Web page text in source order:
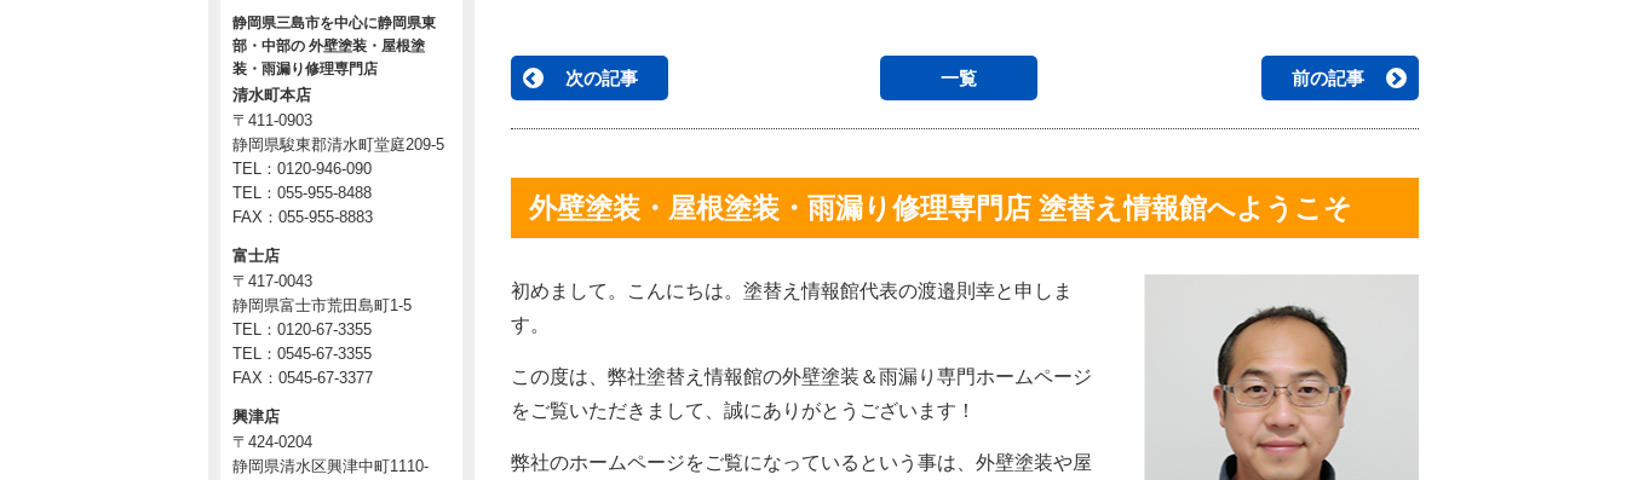
次の記事 一覧 前の記事
外壁塗装・屋根塗装・雨漏り修理専門店 塗替え情報館へようこそ
初めまして。こんにちは。塗替え情報館代表の渡邉則幸と申しま
す。
この度は、弊社塗替え情報館の外壁塗装＆雨漏り専門ホームページ
をご覧いただきまして、誠にありがとうございます！
弊社のホームページをご覧になっているという事は、外壁塗装や屋
静岡県三島市を中心に静岡県東
部・中部の 外壁塗装・屋根塗
装・雨漏り修理専門店
清水町本店
〒411-0903
静岡県駿東郡清水町堂庭209-5
TEL：0120-946-090
TEL：055-955-8488
FAX：055-955-8883
富士店
〒417-0043
静岡県富士市荒田島町1-5
TEL：0120-67-3355
TEL：0545-67-3355
FAX：0545-67-3377
興津店
〒424-0204
静岡県清水区興津中町1110-